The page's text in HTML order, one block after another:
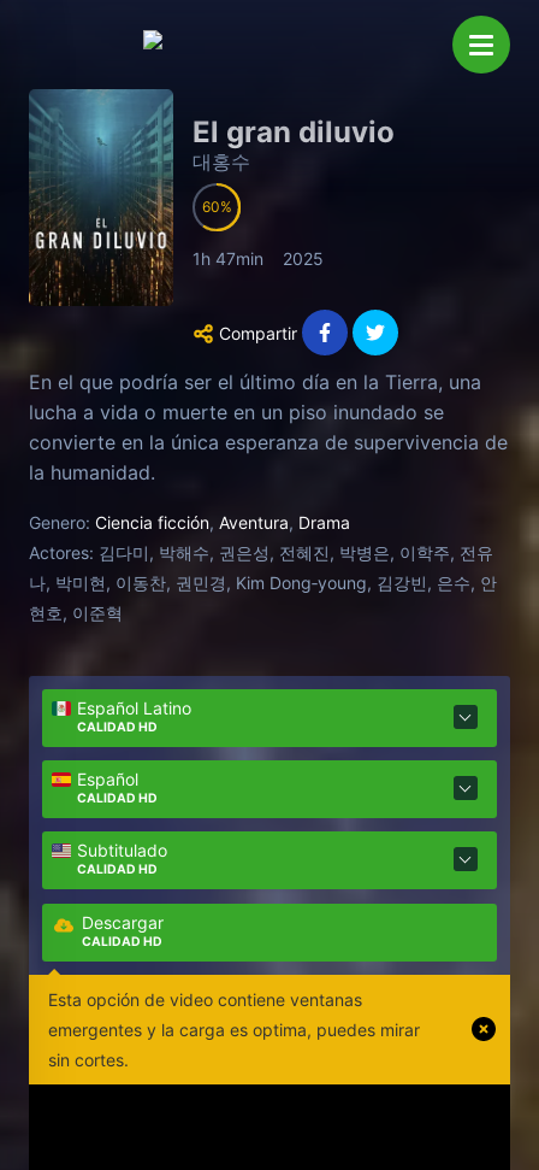
El gran diluvio
대홍수
60
1h 47min 2025
Compartir
En el que podría ser el último día en la Tierra, una
lucha a vida o muerte en un piso inundado se
convierte en la única esperanza de supervivencia de
la humanidad.
Genero: Ciencia ficción, Aventura, Drama
Actores: 김다미, 박해수, 권은성, 전혜진, 박병은, 이학주, 전유
나, 박미현, 이동찬, 권민경, Kim Dong‑young, 김강빈, 은수, 안
현호, 이준혁
Español Latino
CALIDAD HD
Español
CALIDAD HD
Subtitulado
CALIDAD HD
Descargar
CALIDAD HD
Esta opción de video contiene ventanas
emergentes y la carga es optima, puedes mirar
sin cortes.